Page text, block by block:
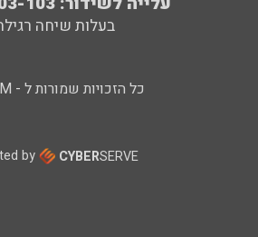
בעלות שיחה
כל הזכויות שמורות ל - 103FM
by CYBERSERVE